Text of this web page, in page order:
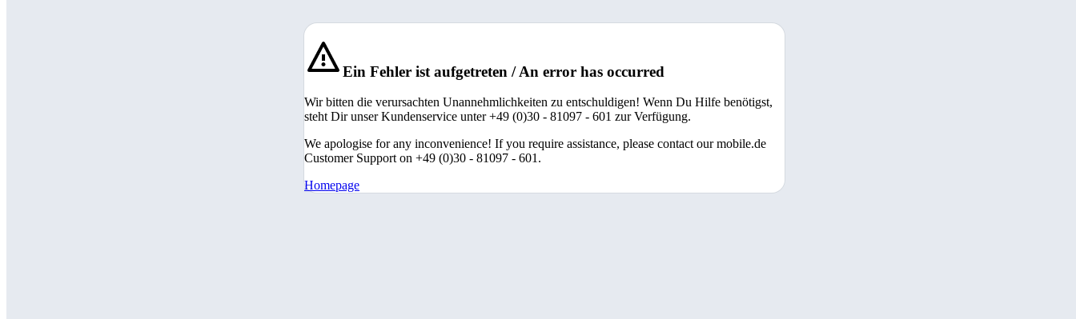
Ein Fehler ist aufgetreten / An error has occurred
Wir bitten die verursachten Unannehmlichkeiten zu entschuldigen! Wenn Du Hilfe benötigst,
steht Dir unser Kundenservice unter +49 (0)30 - 81097 - 601 zur Verfügung.
We apologise for any inconvenience! If you require assistance, please contact our mobile.de
Customer Support on +49 (0)30 - 81097 - 601.
Homepage